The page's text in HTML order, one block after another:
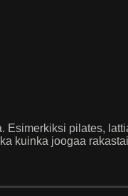
pilates,
kuinka joogaa